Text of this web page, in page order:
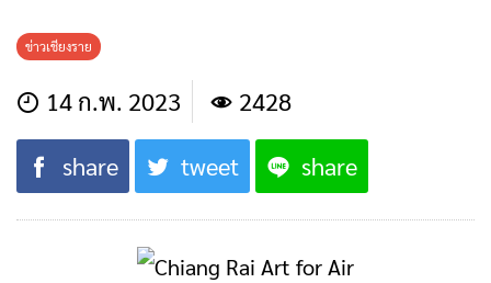
ข่าวเชียงราย
14 ก.พ. 2023 2428
share tweet share